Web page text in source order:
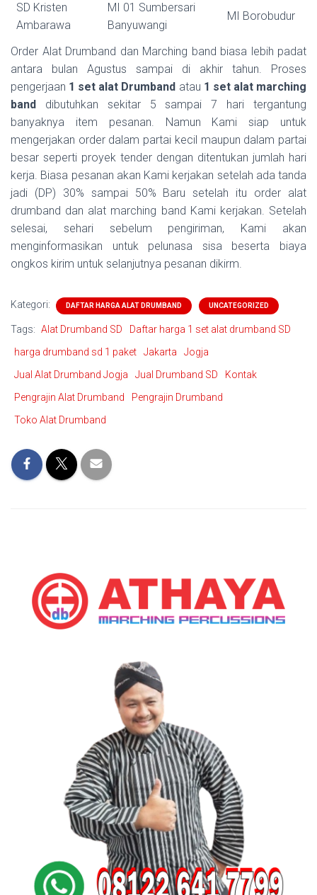
SD Kristen
Ambarawa
MI 01 Sumbersari
Banyuwangi
MI Borobudur
Order Alat Drumband dan Marching band biasa lebih padat
antara bulan Agustus sampai di akhir tahun. Proses
pengerjaan 1 set alat Drumband atau 1 set alat marching
band dibutuhkan sekitar 5 sampai 7 hari tergantung
banyaknya item pesanan. Namun Kami siap untuk
mengerjakan order dalam partai kecil maupun dalam partai
besar seperti proyek tender dengan ditentukan jumlah hari
kerja. Biasa pesanan akan Kami kerjakan setelah ada tanda
jadi (DP) 30% sampai 50% Baru setelah itu order alat
drumband dan alat marching band Kami kerjakan. Setelah
selesai, sehari sebelum pengiriman, Kami akan
menginformasikan untuk pelunasa sisa beserta biaya
ongkos kirim untuk selanjutnya pesanan dikirm.
Kategori: DAFTAR HARGA ALAT DRUMBAND UNCATEGORIZED
Tags: Alat Drumband SD
Daftar harga 1 set alat drumband SD
harga drumband sd 1 paket
Jakarta
Jogja
Jual Alat Drumband Jogja
Jual Drumband SD
Kontak
Pengrajin Alat Drumband
Pengrajin Drumband
Toko Alat Drumband